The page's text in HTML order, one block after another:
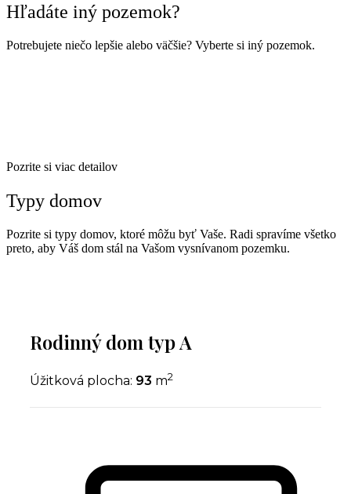
Hľadáte iný pozemok?
Potrebujete niečo lepšie alebo väčšie? Vyberte si iný pozemok.
Pozrite si viac detailov
Typy domov
Pozrite si typy domov, ktoré môžu byť Vaše. Radi spravíme všetko
preto, aby Váš dom stál na Vašom vysnívanom pozemku.
Rodinný dom typ A
Úžitková plocha: 93 m2